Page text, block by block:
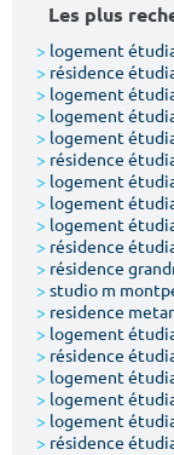
Type de
Votre date
Les plus
> logement
> résidence
> logement
> logement
> logement
> résidence
> logement
> logement
> logement
> résidence
> résidence
> studio m
> residence
> logement
> résidence
> logement
> logement
> logement
> résidence